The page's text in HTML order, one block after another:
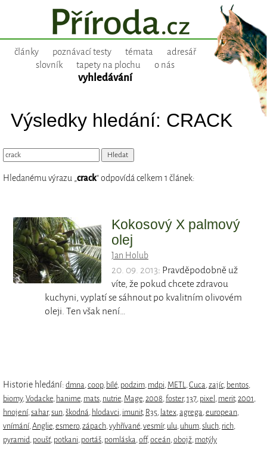
články poznávací testy témata
adresář
slovník
tapety na plochu o nás
vyhledávání
Výsledky hledání: CRACK
Hledanému výrazu „crack“ odpovídá celkem 1 článek:
Kokosový X palmový
olej
Jan Holub
20. 09. 2013: Pravděpodobně už
víte, že pokud chcete zdravou
kuchyni, vyplatí se sáhnout po kvalitním olivovém
oleji. Ten však není…
Historie hledání: dmna,coop, bílé, podzim, mdpi, METL,Cuca,zajíc, bentos,
biomy,Vodacke, hanime, mats, nutrie, Mage,2008,foster,137, pixel , merit,2001 ,
hnojení,sahar,sun,škodná, hlodavci, imunit, R35, latex,agrega,european,
vnímání,Anglie,esmero,zápach,vyhřívané,vesmír, ulu, uhum,sluch, rich,
pyramid, poušť, potkani, portáš, pomláska,off,oceán,obojž, motýly